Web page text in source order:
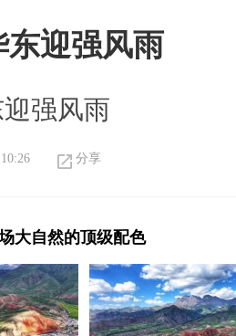
东迎强风雨
强风雨
分享
大自然的顶级配色